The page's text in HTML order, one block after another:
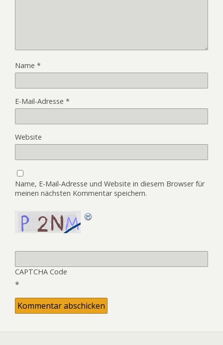
Name *
E-Mail-Adresse *
Website
Name, E-Mail-Adresse und Website in diesem Browser für
meinen nächsten Kommentar speichern.
CAPTCHA Code
*